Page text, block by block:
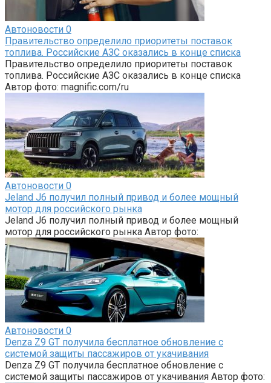
Автоновости 0
Правительство определило приоритеты поставок
топлива. Российские АЗС оказались в конце списка
Правительство определило приоритеты поставок
топлива. Российские АЗС оказались в конце списка
Автор фото: magnific.com/ru
Автоновости 0
Jeland J6 получил полный привод и более мощный
мотор для российского рынка
Jeland J6 получил полный привод и более мощный
мотор для российского рынка Автор фото:
Автоновости 0
Denza Z9 GT получила бесплатное обновление с
системой защиты пассажиров от укачивания
Denza Z9 GT получила бесплатное обновление с
системой защиты пассажиров от укачивания Автор фото: